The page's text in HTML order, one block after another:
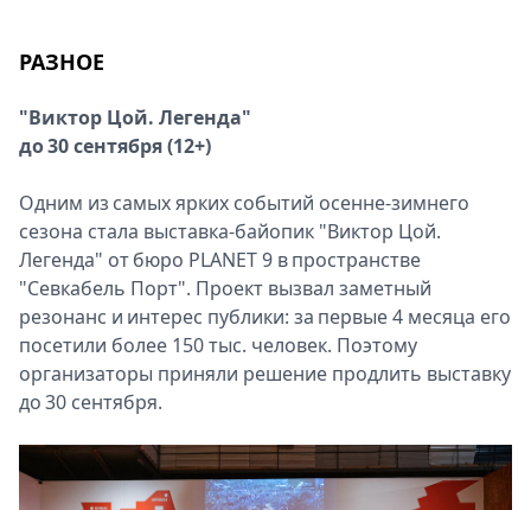
РАЗНОЕ
"Виктор Цой. Легенда"
до 30 сентября (12+)
Одним из самых ярких событий осенне-зимнего
сезона стала выставка-байопик "Виктор Цой.
Легенда" от бюро PLANET 9 в пространстве
"Севкабель Порт". Проект вызвал заметный
резонанс и интерес публики: за первые 4 месяца его
посетили более 150 тыс. человек. Поэтому
организаторы приняли решение продлить выставку
до 30 сентября.